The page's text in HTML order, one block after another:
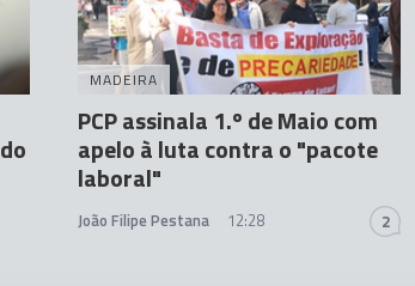
MADEIRA
PCP assinala 1.º de Maio com
apelo à luta contra o "pacote
laboral"
João Filipe Pestana 12:28 2